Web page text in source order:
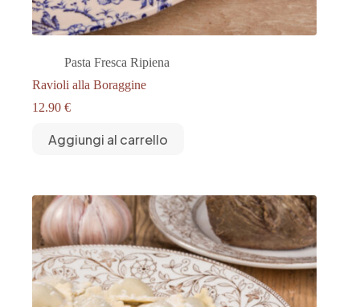
Pasta Fresca Ripiena
Ravioli alla Boraggine
12.90 €
Aggiungi al carrello